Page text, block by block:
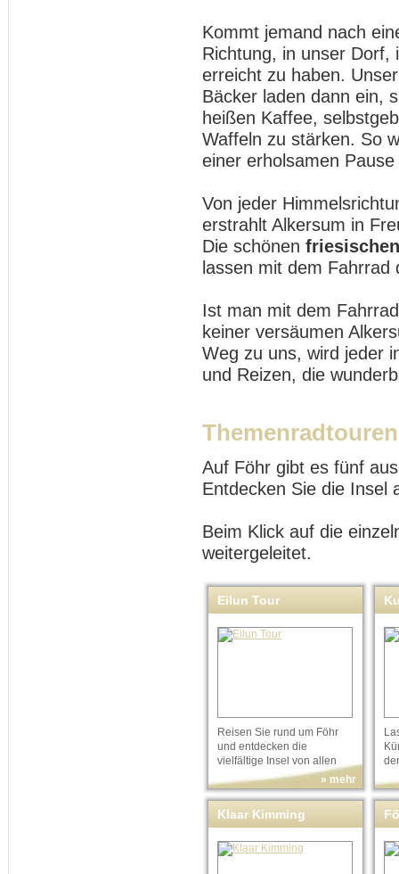
Kommt jemand nach
Richtung, in unser Dorf,
erreicht zu haben.
Bäcker laden dann ein,
heißen Kaffee,
Waffeln zu stärken. So
einer erholsamen
Von jeder
erstrahlt Alkersum in
Die schönen
lassen mit dem
Ist man mit dem
keiner versäumen
Weg zu uns, wird jeder
und Reizen, die
Themenradtouren
Auf Föhr gibt es fünf
Entdecken Sie die Insel
Beim Klick auf die
weitergeleitet.
Eilun Tour
Reisen Sie rund um Föhr
und entdecken die
vielfältige Insel von allen
» mehr
Klaar Kimming